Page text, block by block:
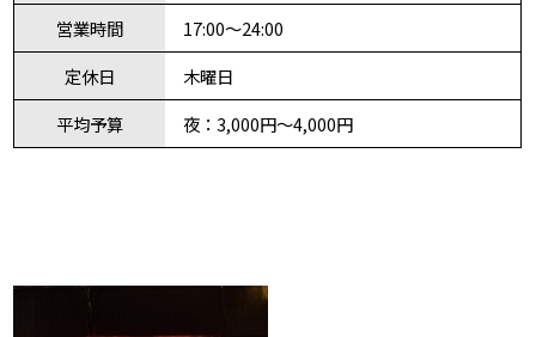
営業時間
17:00～24:00
定休日
木曜日
平均予算
夜：3,000円～4,000円